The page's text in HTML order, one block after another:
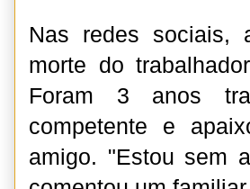
Nas redes sociais,
morte do
Foram 3 anos
competente e
amigo. "Estou sem